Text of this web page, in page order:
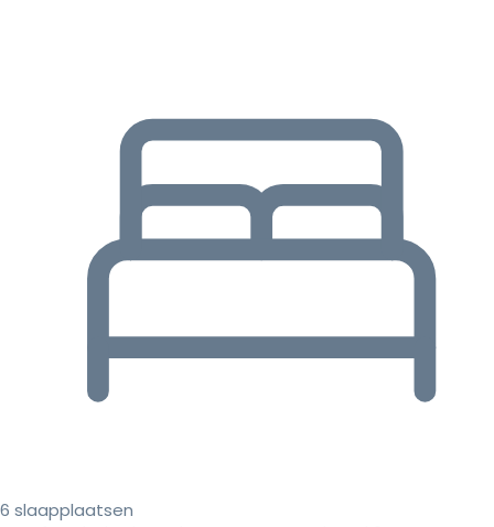
6 slaapplaatsen